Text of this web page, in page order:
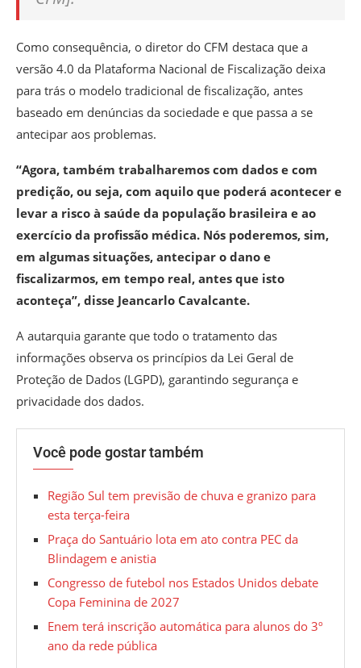
Como consequência, o diretor do CFM destaca que a
versão 4.0 da Plataforma Nacional de Fiscalização deixa
para trás o modelo tradicional de fiscalização, antes
baseado em denúncias da sociedade e que passa a se
antecipar aos problemas.
“Agora, também trabalharemos com dados e com
predição, ou seja, com aquilo que poderá acontecer e
levar a risco à saúde da população brasileira e ao
exercício da profissão médica. Nós poderemos, sim,
em algumas situações, antecipar o dano e
fiscalizarmos, em tempo real, antes que isto
aconteça”, disse Jeancarlo Cavalcante.
A autarquia garante que todo o tratamento das
informações observa os princípios da Lei Geral de
Proteção de Dados (LGPD), garantindo segurança e
privacidade dos dados.
Você pode gostar também
Região Sul tem previsão de chuva e granizo para
esta terça-feira
Praça do Santuário lota em ato contra PEC da
Blindagem e anistia
Congresso de futebol nos Estados Unidos debate
Copa Feminina de 2027
Enem terá inscrição automática para alunos do 3º
ano da rede pública